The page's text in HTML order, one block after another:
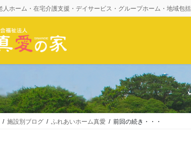
人ホーム・在宅介護支援・デイサービス・グループホーム・地域包
施設別ブログ ふれあいホーム真愛 前回の続き・・・